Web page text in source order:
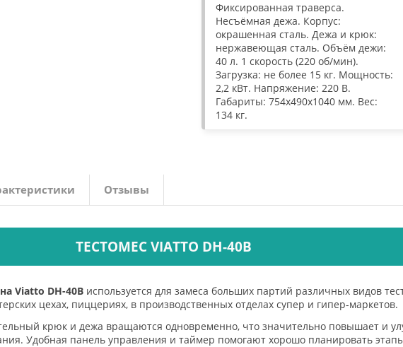
Фиксированная траверса.
Несъёмная дежа. Корпус:
окрашенная сталь. Дежа и крюк:
нержавеющая сталь. Объём дежи:
40 л. 1 скорость (220 об/мин).
Загрузка: не более 15 кг. Мощность:
2,2 кВт. Напряжение: 220 В.
Габариты: 754х490х1040 мм. Вес:
134 кг.
Отзывы
ТЕСТОМЕС VIATTO DH-40B
Viatto DH-40B используется для замеса больших партий различных видов
цехах, пиццериях, в производственных отделах супер и гипер-маркетов.
крюк и дежа вращаются одновременно, что значительно повышает и
Удобная панель управления и таймер помогают хорошо планировать